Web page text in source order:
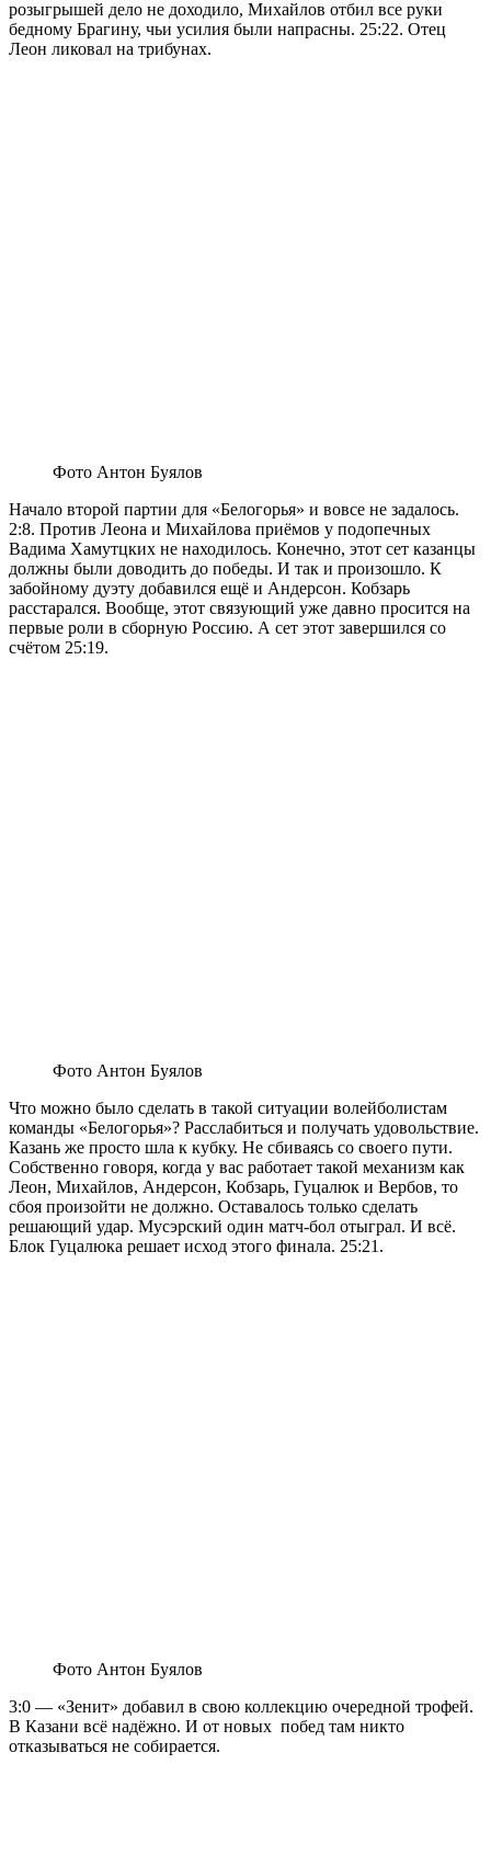
розыгрышей дело не доходило, Михайлов отбил все руки
бедному Брагину, чьи усилия были напрасны. 25:22. Отец
Леон ликовал на трибунах.
Фото Антон Буялов
Начало второй партии для «Белогорья» и вовсе не задалось.
2:8. Против Леона и Михайлова приёмов у подопечных
Вадима Хамутцких не находилось. Конечно, этот сет казанцы
должны были доводить до победы. И так и произошло. К
забойному дуэту добавился ещё и Андерсон. Кобзарь
расстарался. Вообще, этот связующий уже давно просится на
первые роли в сборную Россию. А сет этот завершился со
счётом 25:19.
Фото Антон Буялов
Что можно было сделать в такой ситуации волейболистам
команды «Белогорья»? Расслабиться и получать удовольствие.
Казань же просто шла к кубку. Не сбиваясь со своего пути.
Собственно говоря, когда у вас работает такой механизм как
Леон, Михайлов, Андерсон, Кобзарь, Гуцалюк и Вербов, то
сбоя произойти не должно. Оставалось только сделать
решающий удар. Мусэрский один матч-бол отыграл. И всё.
Блок Гуцалюка решает исход этого финала. 25:21.
Фото Антон Буялов
3:0 — «Зенит» добавил в свою коллекцию очередной трофей.
В Казани всё надёжно. И от новых побед там никто
отказываться не собирается.